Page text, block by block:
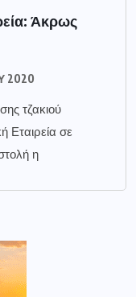
Άκρως
2020
τζακιού
Εταιρεία σε
η